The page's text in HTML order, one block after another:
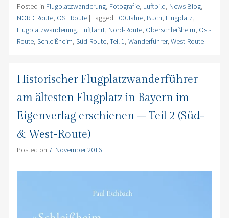
Posted in Flugplatzwanderung, Fotografie, Luftbild, News Blog,
NORD Route, OST Route | Tagged 100 Jahre, Buch, Flugplatz,
Flugplatzwanderung, Luftfahrt, Nord-Route, Oberschleißheim, Ost-
Route, Schleißheim, Süd-Route, Teil 1, Wanderführer, West-Route
Historischer Flugplatzwanderführer
am ältesten Flugplatz in Bayern im
Eigenverlag erschienen – Teil 2 (Süd-
& West-Route)
Posted on 7. November 2016